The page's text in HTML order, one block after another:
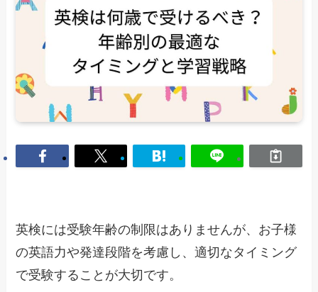
英検には受験年齢の制限はありませんが、お子様
の英語力や発達段階を考慮し、適切なタイミング
で受験することが大切です。